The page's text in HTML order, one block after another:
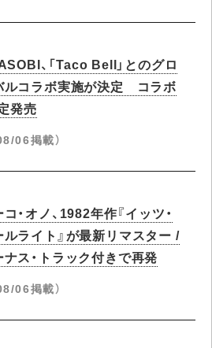
、「Taco Bell」とのグロ
ルコラボ実施が決定 コラボ
発売
06掲載）
・オノ、1982年作『イッツ・
ルライト』が最新リマスター /
ス・トラック付きで再発
06掲載）